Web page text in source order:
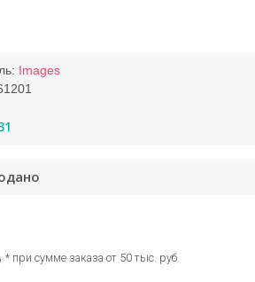
экстрактом граната
Images
* при сумме заказа от 50 тыс. руб